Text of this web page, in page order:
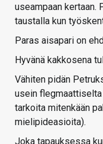
useampaan kertaan.
taustalla kun
Paras aisapari on
Hyvänä kakkosena
Vähiten pidän
usein
tarkoita mitenkään
mielipideasioita).
Joka tapauksessa